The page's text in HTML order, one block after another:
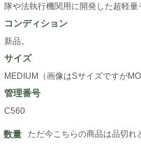
隊や法執行機関用に開発した超軽量
コンディション
新品。
サイズ
MEDIUM（画像はSサイズですが
管理番号
C560
数量 ただ今こちらの商品は品切れ